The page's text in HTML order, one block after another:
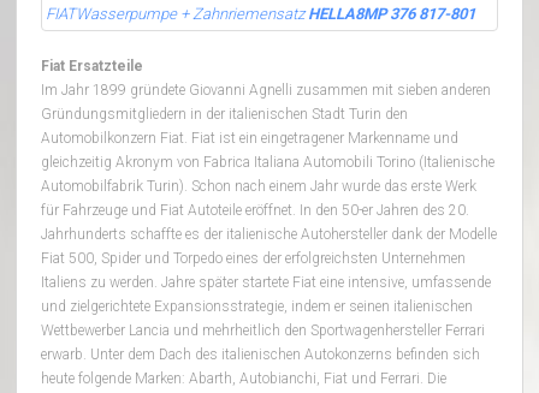
FIATWasserpumpe + ZahnriemensatzHELLA8MP 376 817-801
Fiat Ersatzteile
Im Jahr 1899 gründete Giovanni Agnelli zusammen mit sieben anderen
Gründungsmitgliedern in der italienischen Stadt Turin den
Automobilkonzern Fiat. Fiat ist ein eingetragener Markenname und
gleichzeitig Akronym von Fabrica Italiana Automobili Torino (Italienische
Automobilfabrik Turin). Schon nach einem Jahr wurde das erste Werk
für Fahrzeuge und Fiat Autoteile eröffnet. In den 50-er Jahren des 20.
Jahrhunderts schaffte es der italienische Autohersteller dank der Modelle
Fiat 500, Spider und Torpedo eines der erfolgreichsten Unternehmen
Italiens zu werden. Jahre später startete Fiat eine intensive, umfassende
und zielgerichtete Expansionsstrategie, indem er seinen italienischen
Wettbewerber Lancia und mehrheitlich den Sportwagenhersteller Ferrari
erwarb. Unter dem Dach des italienischen Autokonzerns befinden sich
heute folgende Marken: Abarth, Autobianchi, Fiat und Ferrari. Die